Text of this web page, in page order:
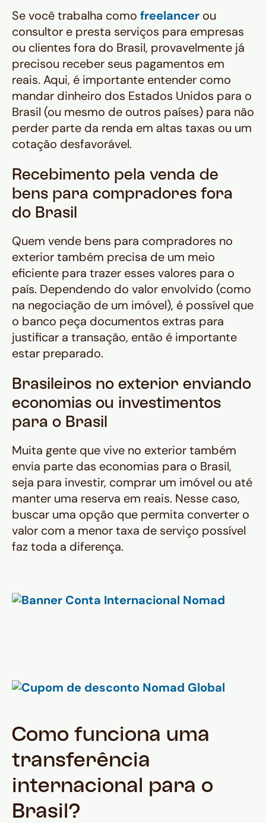
Se você trabalha como freelancer ou
consultor e presta serviços para empresas
ou clientes fora do Brasil, provavelmente já
precisou receber seus pagamentos em
reais. Aqui, é importante entender como
mandar dinheiro dos Estados Unidos para o
Brasil (ou mesmo de outros países) para não
perder parte da renda em altas taxas ou um
cotação desfavorável.
Recebimento pela venda de
bens para compradores fora
do Brasil
Quem vende bens para compradores no
exterior também precisa de um meio
eficiente para trazer esses valores para o
país. Dependendo do valor envolvido (como
na negociação de um imóvel), é possível que
o banco peça documentos extras para
justificar a transação, então é importante
estar preparado.
Brasileiros no exterior enviando
economias ou investimentos
para o Brasil
Muita gente que vive no exterior também
envia parte das economias para o Brasil,
seja para investir, comprar um imóvel ou até
manter uma reserva em reais. Nesse caso,
buscar uma opção que permita converter o
valor com a menor taxa de serviço possível
faz toda a diferença.
Como funciona uma
transferência
internacional para o
Brasil?